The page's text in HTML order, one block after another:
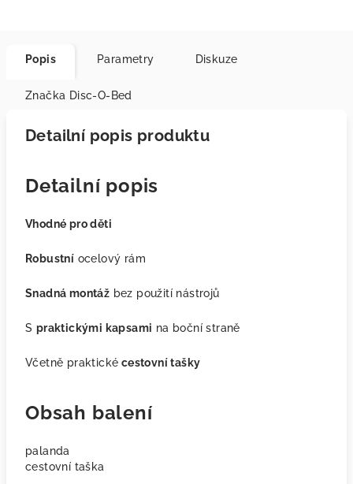
Popis Parametry Diskuze
Značka Disc-O-Bed
Detailní popis produktu
Detailní popis
Vhodné pro děti
Robustní ocelový rám
Snadná montáž bez použití nástrojů
S praktickými kapsami na boční straně
Včetně praktické cestovní tašky
Obsah balení
palanda
cestovní taška